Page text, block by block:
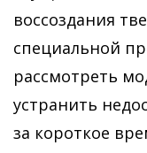
воссоздания
специальной
рассмотреть
устранить
за короткое